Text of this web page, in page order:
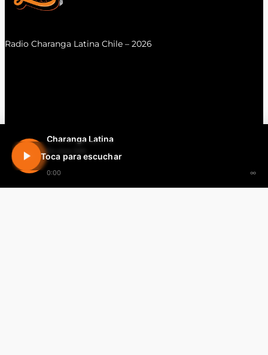
Charanga Latina
En vivo 24h
0:00 ∞
Toca para escuchar
Radio Charanga Latina Chile – 2026